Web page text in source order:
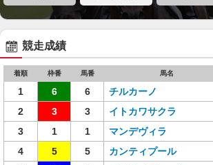
競走成績
着順 枠番 馬番 馬名
1 6 6 チルカーノ
2
3 3 イトカワサクラ
3
1 1 マンデヴィラ
4
5 5 カンティプール